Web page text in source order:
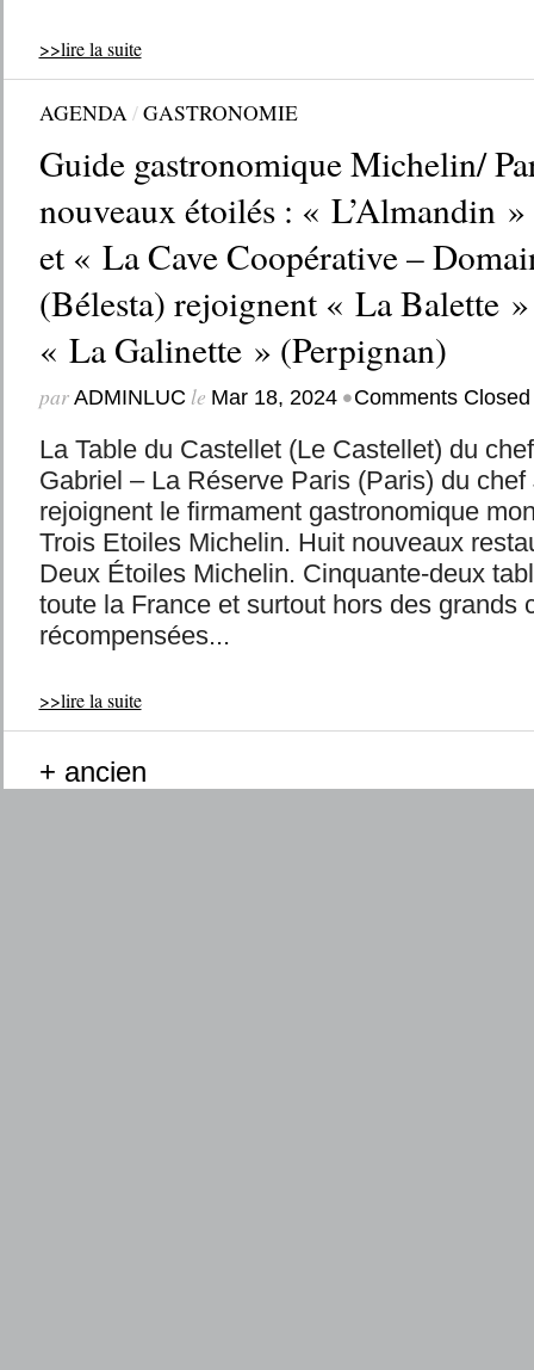
>>lire la suite
AGENDA/GASTRONOMIE
Guide gastronomique Michelin/
nouveaux étoilés : « L’Almandin
et « La Cave Coopérative –
(Bélesta) rejoignent « La Balette
« La Galinette » (Perpignan)
par ADMINLUC le Mar 18, 2024 •Comments Closed
La Table du Castellet (Le Castellet) du
Gabriel – La Réserve Paris (Paris) du
rejoignent le firmament gastronomique
Trois Etoiles Michelin. Huit nouveaux
Deux Étoiles Michelin. Cinquante-deux
toute la France et surtout hors des grands
récompensées...
>>lire la suite
+ ancien